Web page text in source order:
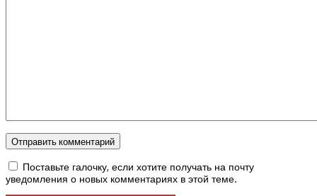
Поставьте галочку, если хотите получать на почту
уведомления о новых комментариях в этой теме.